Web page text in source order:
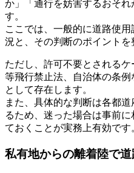
か」「通行を妨害するおそ
す。
ここでは、一般的に道路使
況と、その判断のポイントを
ただし、許可不要とされる
等飛行禁止法、自治体の条
として存在します。
また、具体的な判断は各都
るため、迷った場合は事前
ておくことが実務上有効です
私有地からの離着陸で